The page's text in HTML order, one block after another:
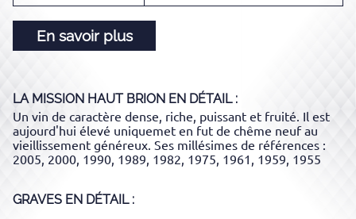
En savoir plus
LA MISSION HAUT BRION EN DÉTAIL :
Un vin de caractère dense, riche, puissant et fruité. Il est
aujourd'hui élevé uniquemet en fut de chême neuf au
vieillissement généreux. Ses millésimes de références :
2005, 2000, 1990, 1989, 1982, 1975, 1961, 1959, 1955
GRAVES EN DÉTAIL :